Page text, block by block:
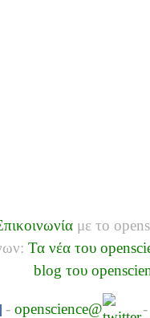
με το
Τα νέα του
blog του
- openscience@